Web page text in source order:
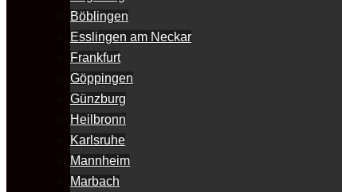
Böblingen
Esslingen am Neckar
Frankfurt
Göppingen
Günzburg
Heilbronn
Karlsruhe
Mannheim
Marbach